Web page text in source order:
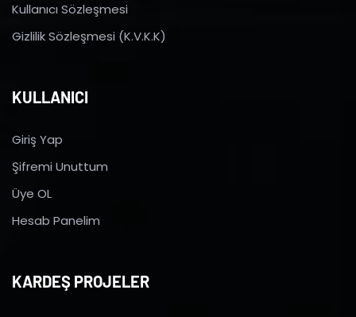
Kullanıcı Sözleşmesi
Gizlilik Sözleşmesi (K.V.K.K)
KULLANICI
Giriş Yap
Şifremi Unuttum
Üye OL
Hesab Panelim
KARDEŞ PROJELER